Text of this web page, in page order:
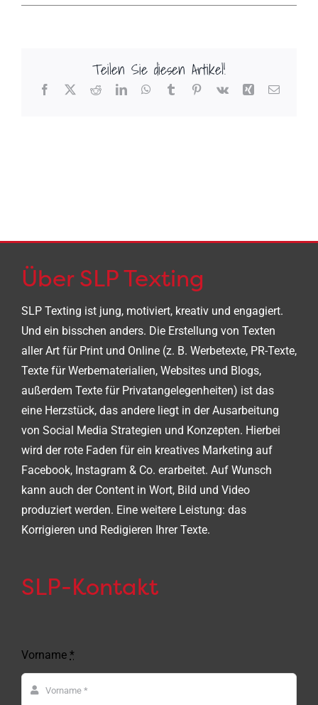
Teilen Sie diesen Artikel!
Facebook
X RedditLinkedInWhatsApp
TumblrPinterest
Vk Xing E-
Über SLP Texting
SLP Texting ist jung, motiviert, kreativ und engagiert.
Und ein bisschen anders. Die Erstellung von Texten
aller Art für Print und Online (z. B. Werbetexte, PR-Texte,
Texte für Werbematerialien, Websites und Blogs,
außerdem Texte für Privatangelegenheiten) ist das
eine Herzstück, das andere liegt in der Ausarbeitung
von Social Media Strategien und Konzepten. Hierbei
wird der rote Faden für ein kreatives Marketing auf
Facebook, Instagram & Co. erarbeitet. Auf Wunsch
kann auch der Content in Wort, Bild und Video
produziert werden. Eine weitere Leistung: das
Korrigieren und Redigieren Ihrer Texte.
SLP-Kontakt
Vorname *